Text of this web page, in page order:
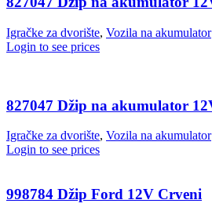
Igračke za dvorište, Vozila na akumulator
Login to see prices
827047 Džip na akumulator
Igračke za dvorište, Vozila na akumulator
Login to see prices
998784 Džip Ford 12V Crveni